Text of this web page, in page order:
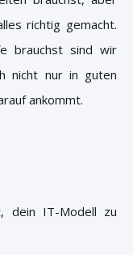
richtig gemacht.
brauchst sind wir
nicht nur in guten
ankommt.
dein IT-Modell zu